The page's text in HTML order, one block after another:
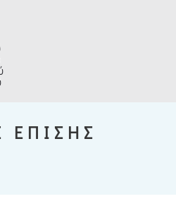
ΕΠΙΣΗΣ